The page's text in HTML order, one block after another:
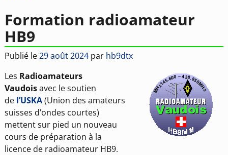
Formation radioamateur
HB9
Publié le29 août 2024 par hb9dtx
Les Radioamateurs
Vaudoisavec le soutien
de l’USKA(Union des amateurs
suisses d’ondes courtes)
mettent sur pied un nouveau
cours de préparation à la
licence de radioamateur HB9.